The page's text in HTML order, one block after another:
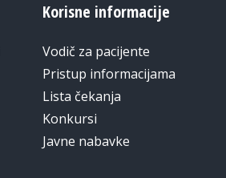
Korisne informacije
Vodič za pacijente
Pristup informacijama
Lista čekanja
Konkursi
Javne nabavke